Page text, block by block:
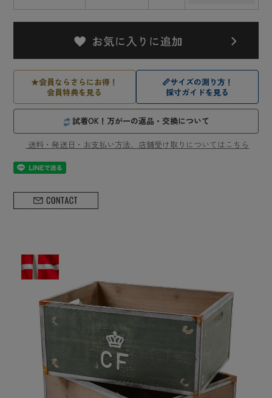
★会員ならさらにお得！
会員特典を見る
📏サイズの測り方！
採寸ガイドを見る
試着OK！万が一の返品・交換について
送料・発送日・お支払い方法、店舗受け取りについてはこちら